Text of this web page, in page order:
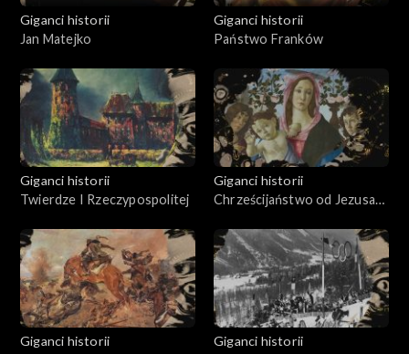
Giganci historii
Jan Matejko
Giganci historii
Państwo Franków
Giganci historii
Twierdze I Rzeczypospolitej
Giganci historii
Chrześcijaństwo od Jezusa
Wielkiego
Giganci historii
Giganci historii